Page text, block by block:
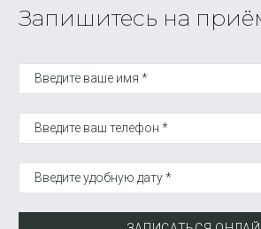
Запишитесь на
Введите ваше имя *
Введите ваш телефон *
Введите удобную дату *